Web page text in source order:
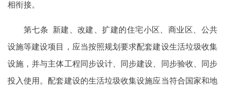
相衔接。
第七条 新建、改建、扩建的住宅小区、商业区、公共
设施等建设项目，应当按照规划要求配套建设生活垃圾收集
设施，并与主体工程同步设计、同步建设、同步验收、同步
投入使用。配套建设的生活垃圾收集设施应当符合国家和地